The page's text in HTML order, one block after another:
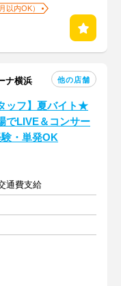
以内OK）
ナ横浜 他の店舗
ッフ】夏バイト★
でLIVE＆コンサー
・単発OK
通費支給